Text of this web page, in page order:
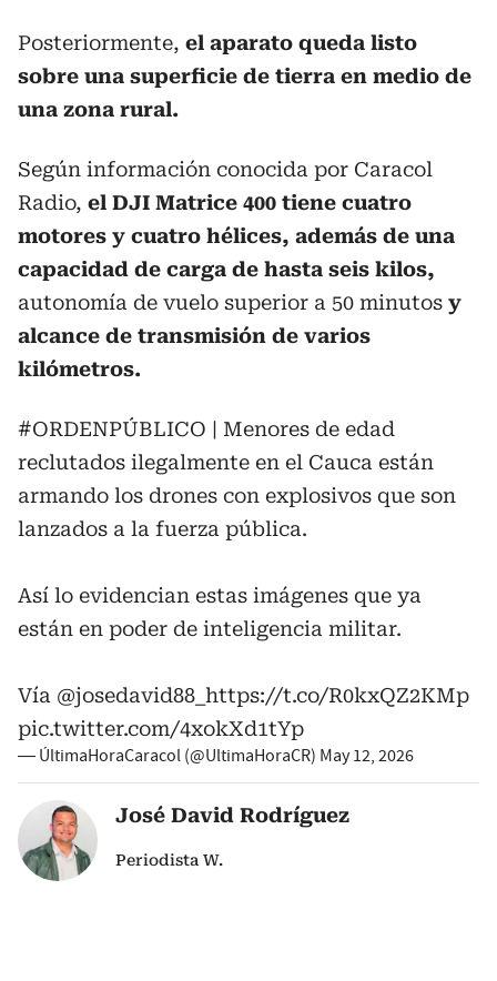
Posteriormente, el aparato queda listo
sobre una superficie de tierra en medio de
una zona rural.
Según información conocida por Caracol
Radio, el DJI Matrice 400 tiene cuatro
motores y cuatro hélices, además de una
capacidad de carga de hasta seis kilos,
autonomía de vuelo superior a 50 minutos y
alcance de transmisión de varios
kilómetros.
#ORDENPÚBLICO | Menores de edad
reclutados ilegalmente en el Cauca están
armando los drones con explosivos que son
lanzados a la fuerza pública.
Así lo evidencian estas imágenes que ya
están en poder de inteligencia militar.
Vía @josedavid88_ https://t.co/R0kxQZ2KMp
pic.twitter.com/4xokXd1tYp
— ÚltimaHoraCaracol (@UltimaHoraCR) May 12, 2026
José David Rodríguez
Periodista W.